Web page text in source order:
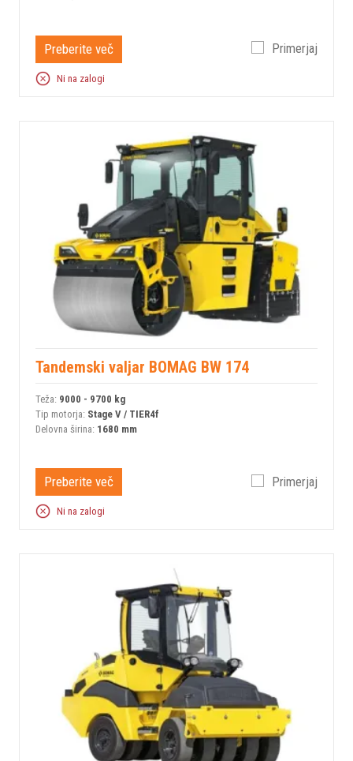
Preberite več Primerjaj
Ni na zalogi
Tandemski valjar BOMAG BW 174
Teža: 9000 - 9700 kg
Tip motorja: Stage V / TIER4f
Delovna širina: 1680 mm
Preberite več Primerjaj
Ni na zalogi